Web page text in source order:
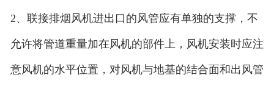
2、联接排烟风机进出口的风管应有单独的支撑，不
允许将管道重量加在风机的部件上，风机安装时应注
意风机的水平位置，对风机与地基的结合面和出风管